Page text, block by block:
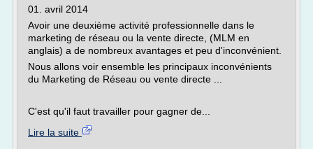
01. avril 2014
Avoir une deuxième activité professionnelle dans le
marketing de réseau ou la vente directe, (MLM en
anglais) a de nombreux avantages et peu d'inconvénient.
Nous allons voir ensemble les principaux inconvénients
du Marketing de Réseau ou vente directe ...
C'est qu'il faut travailler pour gagner de...
Lire la suite